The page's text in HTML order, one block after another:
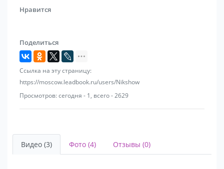
Нравится
Поделиться
Ссылка на эту страницу:
https://moscow.leadbook.ru/users/Nikshow
Просмотров: сегодня - 1, всего - 2629
Видео (3) Фото (4) Отзывы (0)